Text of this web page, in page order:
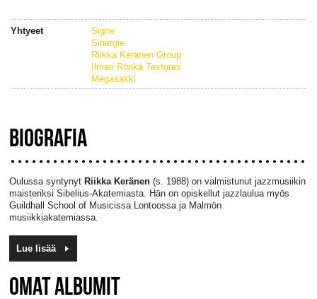
Yhtyeet
Signe
Sinergie
Riikka Keränen Group
Ilmari Rönkä Textures
Megasakki
BIOGRAFIA
Oulussa syntynytRiikka Keränen(s. 1988) on valmistunut jazzmusiikin
maisteriksi Sibelius-Akatemiasta. Hän on opiskellut jazzlaulua myös
Guildhall School of Musicissa Lontoossa ja Malmön
musiikkiakatemiassa.
Lue lisää
OMAT ALBUMIT